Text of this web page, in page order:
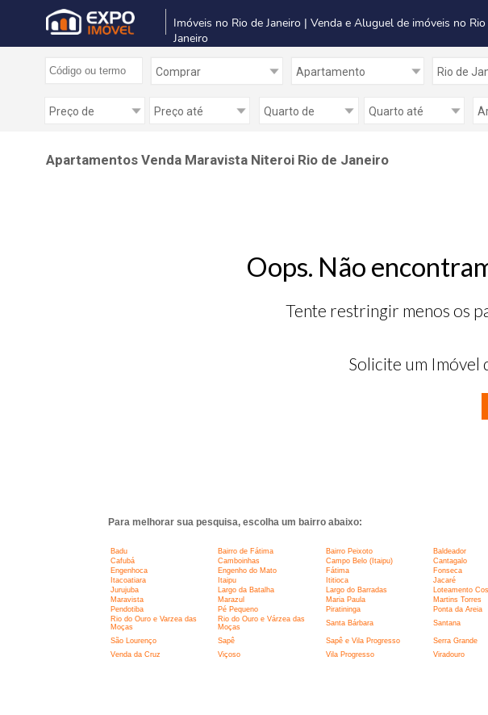
Imóveis no Rio de Janeiro | Venda e Aluguel de imóveis no Rio
Janeiro
Apartamentos Venda Maravista Niteroi Rio de Janeiro
Oops. Não
Tente restringir menos os
Solicite um Imóvel
Para melhorar sua pesquisa, escolha um bairro abaixo:
Badu Bairro de Fátima Bairro Peixoto Baldeador
Cafubá
Camboinhas Campo Belo (Itaipu) Cantagalo
Engenhoca
Engenho do Mato Fátima Fonseca
Itacoatiara
Itaipu Ititioca Jacaré
Jurujuba
Largo da Batalha Largo do Barradas Loteamento
Maravista
Marazul Maria Paula Martins Torres
Pendotiba
Pé Pequeno Piratininga Ponta da Areia
Rio do Ouro e Varzea das
Moças
Rio do Ouro e Várzea das
Moças
Santa Bárbara Santana
São Lourenço Sapê Sapê e Vila Progresso Serra Grande
Venda da Cruz
Viçoso Vila Progresso Viradouro